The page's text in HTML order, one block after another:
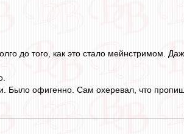
до того, как это стало мейнстримом.
Было офигенно. Сам охеревал, что